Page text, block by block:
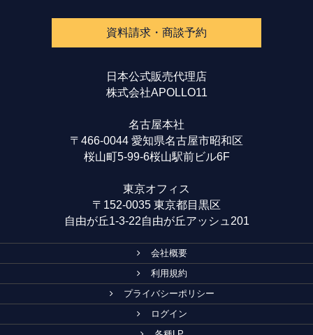
資料請求・商談予約
日本公式販売代理店
株式会社APOLLO11
名古屋本社
〒466-0044 愛知県名古屋市昭和区
桜山町5-99-6桜山駅前ビル6F
東京オフィス
〒152-0035 東京都目黒区
自由が丘1-3-22自由が丘アッシュ201
会社概要
利用規約
プライバシーポリシー
ログイン